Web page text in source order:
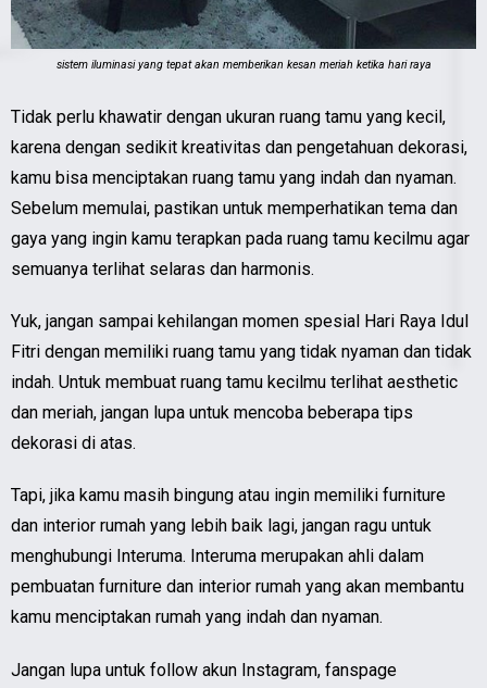
sistem iluminasi yang tepat akan memberikan kesan meriah ketika hari raya
Tidak perlu khawatir dengan ukuran ruang tamu yang kecil,
karena dengan sedikit kreativitas dan pengetahuan dekorasi,
kamu bisa menciptakan ruang tamu yang indah dan nyaman.
Sebelum memulai, pastikan untuk memperhatikan tema dan
gaya yang ingin kamu terapkan pada ruang tamu kecilmu agar
semuanya terlihat selaras dan harmonis.
Yuk, jangan sampai kehilangan momen spesial Hari Raya Idul
Fitri dengan memiliki ruang tamu yang tidak nyaman dan tidak
indah. Untuk membuat ruang tamu kecilmu terlihat aesthetic
dan meriah, jangan lupa untuk mencoba beberapa tips
dekorasi di atas.
Tapi, jika kamu masih bingung atau ingin memiliki furniture
dan interior rumah yang lebih baik lagi, jangan ragu untuk
menghubungi Interuma. Interuma merupakan ahli dalam
pembuatan furniture dan interior rumah yang akan membantu
kamu menciptakan rumah yang indah dan nyaman.
Jangan lupa untuk follow akun Instagram, fanspage